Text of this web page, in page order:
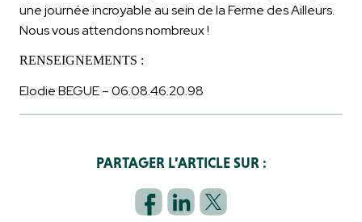
une journée incroyable au sein de la Ferme des Ailleurs.
Nous vous attendons nombreux !
RENSEIGNEMENTS :
Elodie BEGUE –06.08.46.20.98
PARTAGER L’ARTICLE SUR :